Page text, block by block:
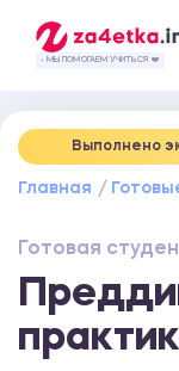
- МЫ ПОМОГАЕМ УЧИТЬСЯ ❤️
Выполнено
Главная
Готовая